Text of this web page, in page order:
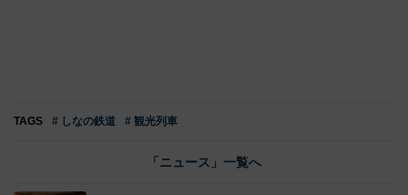
TAGS # しなの鉄道 # 観光列車
「ニュース」一覧へ